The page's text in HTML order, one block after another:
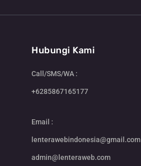
Hubungi Kami
Call/SMS/WA :
+6285867165177
Email :
lenterawebindonesia@gmail.com
admin@lenteraweb.com